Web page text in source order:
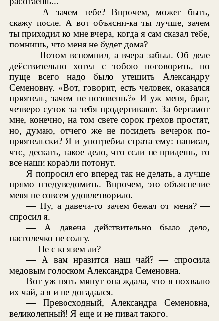
— А зачем тебе? Впрочем, может быть,
скажу после. А вот объясни-ка ты лучше, зачем
ты приходил ко мне вчера, когда я сам сказал тебе,
помнишь, что меня не будет дома?
— Потом вспомнил, а вчера забыл. Об деле
действительно хотел с тобою поговорить, но
пуще всего надо было утешить Александру
Семеновну. «Вот, говорит, есть человек, оказался
приятель, зачем не позовешь?» И уж меня, брат,
четверо суток за тебя продергивают. За бергамот
мне, конечно, на том свете сорок грехов простят,
но, думаю, отчего же не посидеть вечерок по-
приятельски? Я и употребил стратагему: написал,
что, дескать, такое дело, что если не придешь, то
все наши корабли потонут.
Я попросил его вперед так не делать, а лучше
прямо предуведомить. Впрочем, это объяснение
меня не совсем удовлетворило.
— Ну, а давеча-то зачем бежал от меня? —
спросил я.
— А давеча действительно было дело,
настолечко не солгу.
— Не с князем ли?
— А вам нравится наш чай? — спросила
медовым голоском Александра Семеновна.
Вот уж пять минут она ждала, что я похвалю
их чай, а я и не догадался.
— Превосходный, Александра Семеновна,
великолепный! Я еще и не пивал такого.